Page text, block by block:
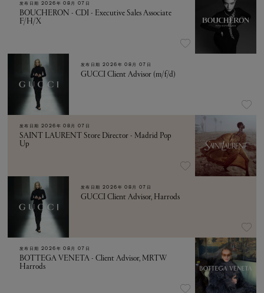
发布日期 2026年 08月 07日
BOUCHERON - CDI - Executive Sales Associate
F/H/X
发布日期 2026年 08月 07日
GUCCI Client Advisor (m/f/d)
发布日期 2026年 08月 07日
SAINT LAURENT Store Director - Madrid Pop
Up
发布日期 2026年 08月 07日
GUCCI Client Advisor, Harrods
发布日期 2026年 08月 07日
BOTTEGA VENETA - Client Advisor, MRTW
Harrods